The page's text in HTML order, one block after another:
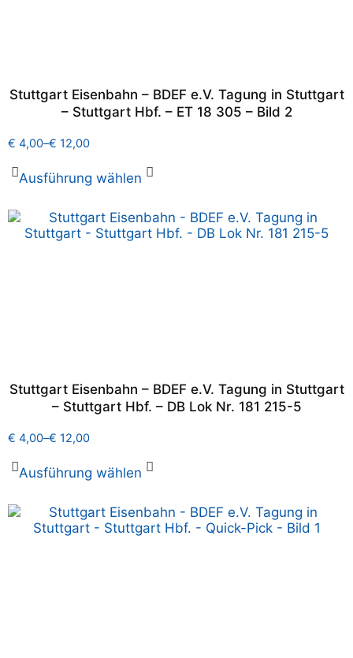
Stuttgart Eisenbahn – BDEF e.V. Tagung in Stuttgart
– Stuttgart Hbf. – ET 18 305 – Bild 2
€ 4,00–€ 12,00
Ausführung wählen
Stuttgart Eisenbahn – BDEF e.V. Tagung in Stuttgart
– Stuttgart Hbf. – DB Lok Nr. 181 215-5
€ 4,00–€ 12,00
Ausführung wählen